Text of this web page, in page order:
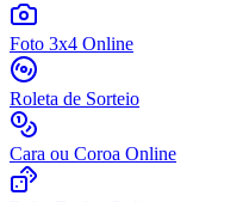
Foto 3x4 Online
Roleta de Sorteio
Cara ou Coroa Online